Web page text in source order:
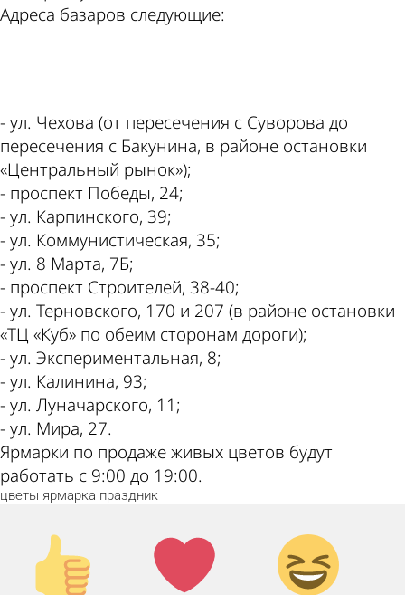
Адреса базаров следующие:
- ул. Чехова (от пересечения с Суворова до
пересечения с Бакунина, в районе остановки
«Центральный рынок»);
- проспект Победы, 24;
- ул. Карпинского, 39;
- ул. Коммунистическая, 35;
- ул. 8 Марта, 7Б;
- проспект Строителей, 38-40;
- ул. Терновского, 170 и 207 (в районе остановки
«ТЦ «Куб» по обеим сторонам дороги);
- ул. Экспериментальная, 8;
- ул. Калинина, 93;
- ул. Луначарского, 11;
- ул. Мира, 27.
Ярмарки по продаже живых цветов будут
работать с 9:00 до 19:00.
цветы ярмарка праздник
Палец
вверх!
Лайк!
Дикий
смех!